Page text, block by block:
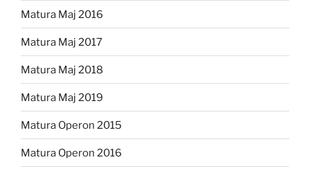
Matura Maj 2016
Matura Maj 2017
Matura Maj 2018
Matura Maj 2019
Matura Operon 2015
Matura Operon 2016